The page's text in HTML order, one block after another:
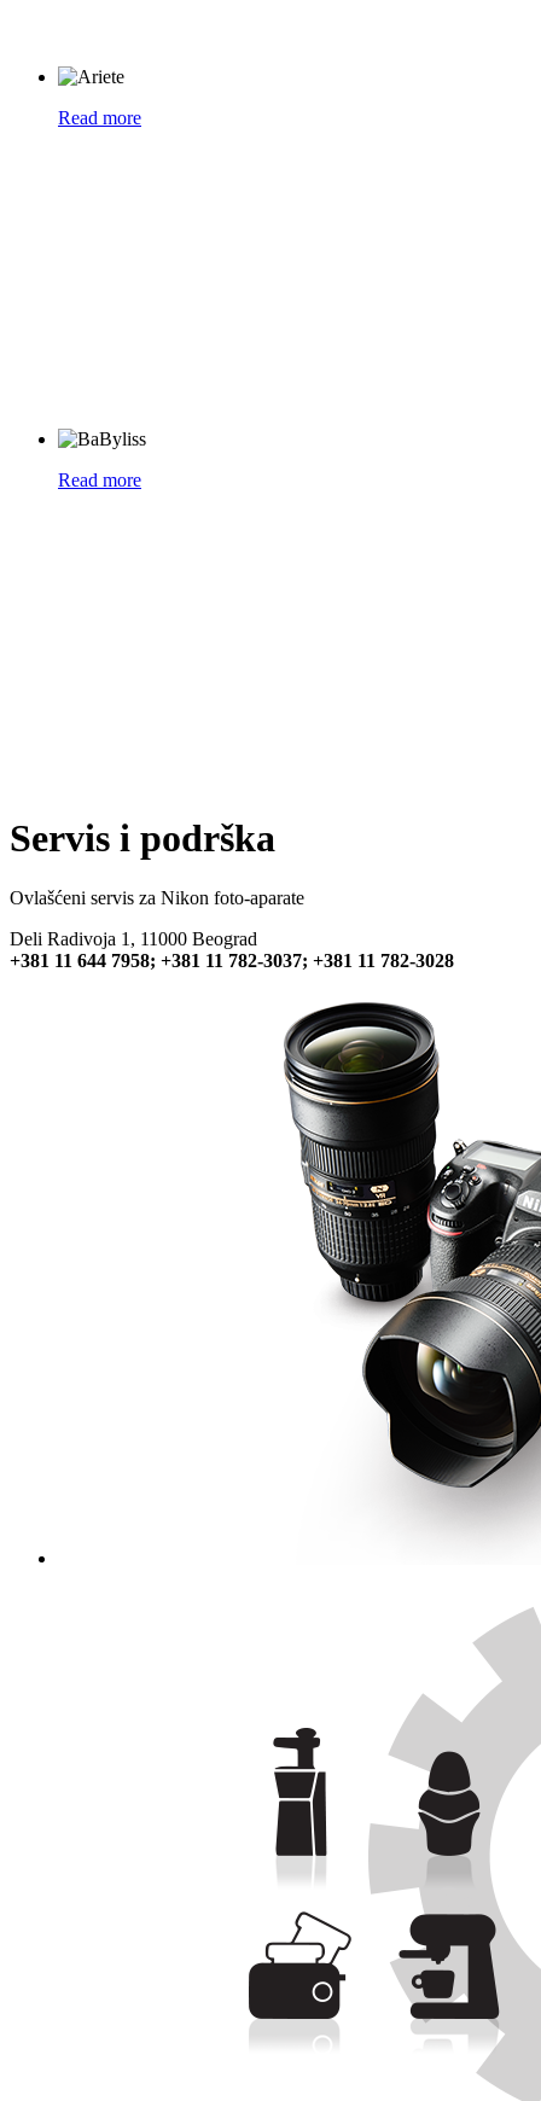
Read more
Read more
Servis i podrška
Ovlašćeni servis za Nikon foto-aparate
Deli Radivoja 1, 11000 Beograd
+381 11 644 7958; +381 11 782-3037; +381 11 782-3028